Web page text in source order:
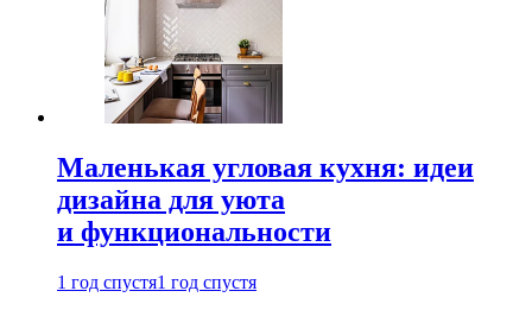
Маленькая угловая кухня: идеи
дизайна для уюта
и функциональности
1 год спустя1 год спустя